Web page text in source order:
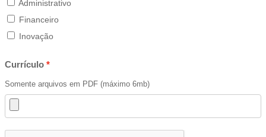
Administrativo
Financeiro
Inovação
Currículo
Somente arquivos em PDF (máximo 6mb)